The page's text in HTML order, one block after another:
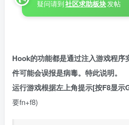
疑问请到社区求助板块发帖
Hook的功能都是通过注入游戏程序
件可能会误报是病毒。特此说明。
运行游戏根据左上角提示[按F8显示
要fn+f8)